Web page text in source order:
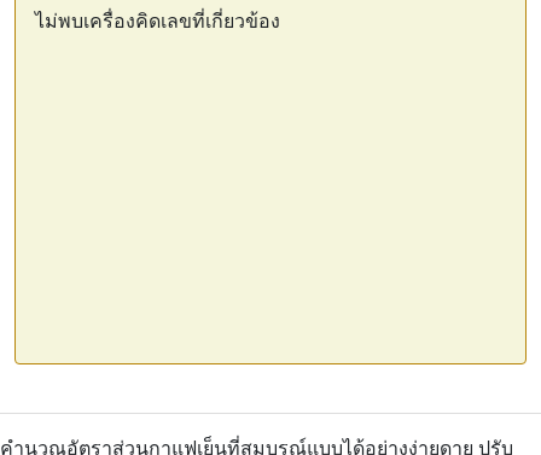
ไม่พบเครื่องคิดเลขที่เกี่ยวข้อง
คำนวณอัตราส่วนกาแฟเย็นที่สมบูรณ์แบบได้อย่างง่ายดาย ปรับ